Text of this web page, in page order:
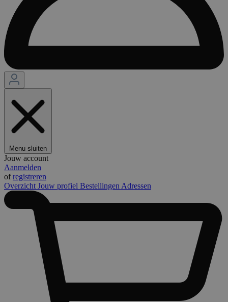
Menu sluiten
Jouw account
Aanmelden
ofregistreren
Overzicht Jouw profiel Bestellingen Adressen